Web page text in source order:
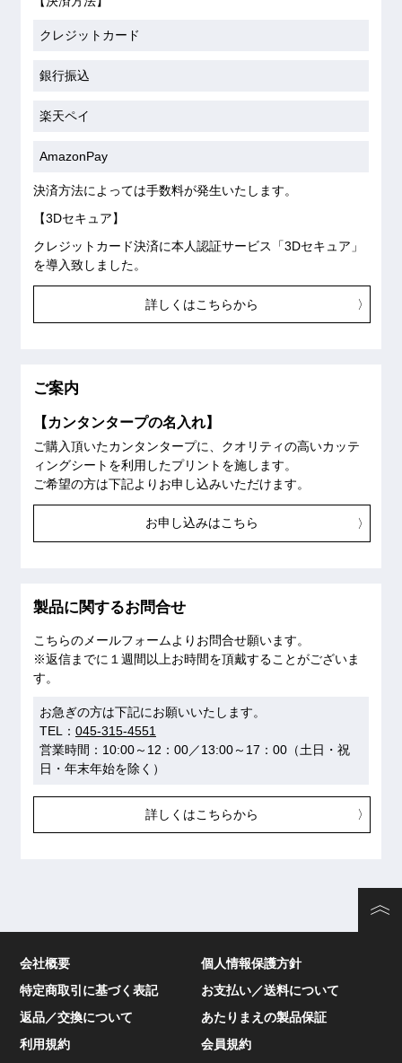
クレジットカード
銀行振込
楽天ペイ
AmazonPay
決済方法によっては手数料が発生いたします。
【3Dセキュア】
クレジットカード決済に本人認証サービス「3Dセキュア」
を導入致しました。
詳しくはこちらから
ご案内
【カンタンタープの名入れ】
ご購入頂いたカンタンタープに、クオリティの高いカッテ
ィングシートを利用したプリントを施します。
ご希望の方は下記よりお申し込みいただけます。
お申し込みはこちら
製品に関するお問合せ
こちらのメールフォームよりお問合せ願います。
※返信までに１週間以上お時間を頂戴することがございま
す。
お急ぎの方は下記にお願いいたします。
TEL： 045-315-4551
営業時間：10:00～12：00／13:00～17：00（土日・祝
日・年末年始を除く）
詳しくはこちらから
会社概要
個人情報保護方針
特定商取引に基づく表記
お支払い／送料について
返品／交換について
あたりまえの製品保証
利用規約
会員規約